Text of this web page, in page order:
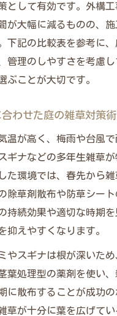
維持する時期別除草剤活
草対策に適した除草剤散
で変わる庭の雑草対策
を保つための除草剤使
さえた雑草対策で庭を
除草剤どちらがコスパ優
事と除草剤のコスパ比較
しさを保つコストパフォ
として有効です。外構
が大幅に減るものの、
下記の比較表を参考に
管理のしやすさを考慮
ぶことが大切です。
わせた庭の雑草対策術
温が高く、梅雨や台風
ギナなどの多年生雑草が
た環境では、春先から
除草剤散布や防草シー
持続効果や適切な時期を
抑えやすくなります。
やスギナは根が深いた
葉処理型の薬剤を使い
に散布することが成功
草が十分に葉を広げて